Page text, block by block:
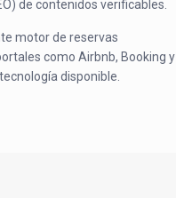
de contenidos verificables.
motor de reservas
como Airbnb, Booking y
disponible.